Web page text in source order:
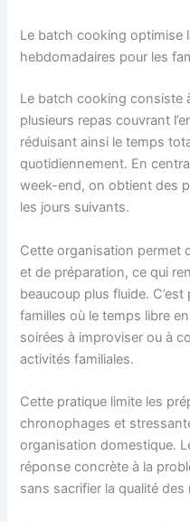
Le batch cooking optimise
hebdomadaires pour les
Le batch cooking consiste
plusieurs repas couvrant
réduisant ainsi le temps
quotidiennement. En
week-end, on obtient des
les jours suivants.
Cette organisation permet
et de préparation, ce qui
beaucoup plus fluide.
familles où le temps libre
soirées à improviser ou à
activités familiales.
Cette pratique limite les
chronophages et
organisation domestique.
réponse concrète à la
sans sacrifier la qualité des